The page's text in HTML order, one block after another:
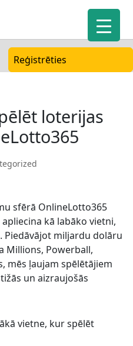
Reģistrēties
loterijas
sfērā OnlineLotto365
kā labāko vietni,
Piedāvājot miljardu dolāru
Millions, Powerball,
mēs ļaujam spēlētājiem
un aizraujošās
vietne, kur spēlēt